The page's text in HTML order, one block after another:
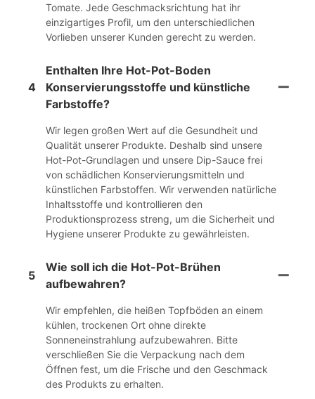
Tomate. Jede Geschmacksrichtung hat ihr
einzigartiges Profil, um den unterschiedlichen
Vorlieben unserer Kunden gerecht zu werden.
4
Enthalten Ihre Hot-Pot-Boden
Konservierungsstoffe und künstliche
Farbstoffe?
Wir legen großen Wert auf die Gesundheit und
Qualität unserer Produkte. Deshalb sind unsere
Hot-Pot-Grundlagen und unsere Dip-Sauce frei
von schädlichen Konservierungsmitteln und
künstlichen Farbstoffen. Wir verwenden natürliche
Inhaltsstoffe und kontrollieren den
Produktionsprozess streng, um die Sicherheit und
Hygiene unserer Produkte zu gewährleisten.
5
Wie soll ich die Hot-Pot-Brühen
aufbewahren?
Wir empfehlen, die heißen Topfböden an einem
kühlen, trockenen Ort ohne direkte
Sonneneinstrahlung aufzubewahren. Bitte
verschließen Sie die Verpackung nach dem
Öffnen fest, um die Frische und den Geschmack
des Produkts zu erhalten.